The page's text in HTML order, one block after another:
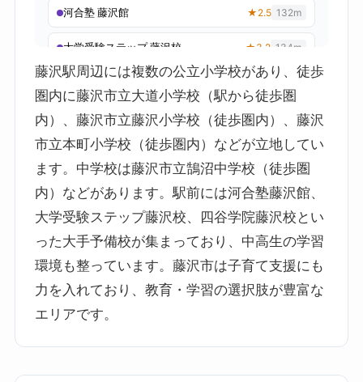
藤沢駅周辺には複数の公立小学校があり、徒歩
圏内に藤沢市立大道小学校（駅から徒歩圏
内）、藤沢市立藤沢小学校（徒歩圏内）、藤沢
市立本町小学校（徒歩圏内）などが立地してい
ます。中学校は藤沢市立鵠沼中学校（徒歩圏
内）などがあります。駅前には河合塾藤沢館、
大学受験ステップ藤沢校、四谷学院藤沢校とい
った大手予備校が集まっており、中高生の学習
環境も整っています。藤沢市は子育て支援にも
力を入れており、教育・学習の選択肢が豊富な
エリアです。